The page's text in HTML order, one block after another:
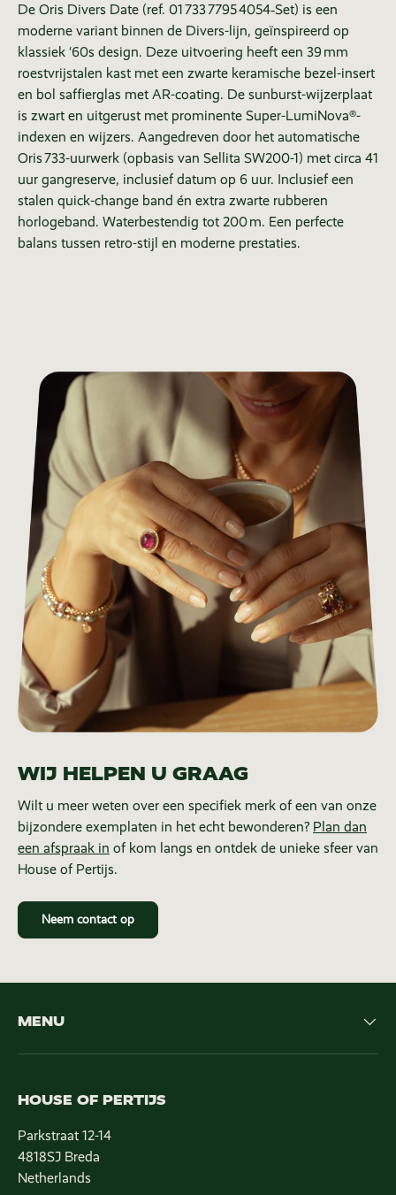
De Oris Divers Date (ref. 01 733 7795 4054‑Set) is een
moderne variant binnen de Divers-lijn, geïnspireerd op
klassiek ‘60s design. Deze uitvoering heeft een 39 mm
roestvrijstalen kast met een zwarte keramische bezel-insert
en bol saffierglas met AR-coating. De sunburst-wijzerplaat
is zwart en uitgerust met prominente Super-LumiNova®-
indexen en wijzers. Aangedreven door het automatische
Oris 733-uurwerk (opbasis van Sellita SW200-1) met circa 41
uur gangreserve, inclusief datum op 6 uur. Inclusief een
stalen quick-change band én extra zwarte rubberen
horlogeband. Waterbestendig tot 200 m. Een perfecte
balans tussen retro-stijl en moderne prestaties.
WIJ HELPEN U GRAAG
Wilt u meer weten over een specifiek merk of een van onze
bijzondere exemplaten in het echt bewonderen? Plan dan
een afspraak in of kom langs en ontdek de unieke sfeer van
House of Pertijs.
Neem contact op
MENU
HOUSE OF PERTIJS
Parkstraat 12-14
4818SJ Breda
Netherlands